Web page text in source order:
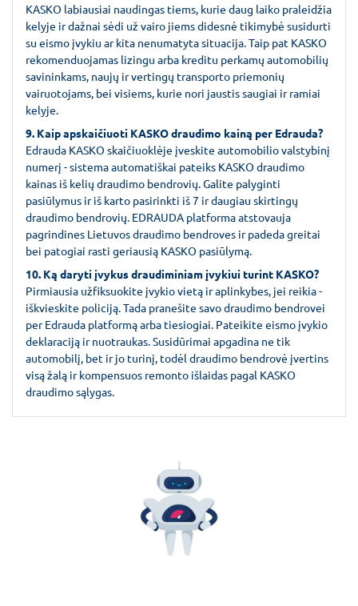
KASKO labiausiai naudingas tiems, kurie daug laiko praleidžia
kelyje ir dažnai sėdi už vairo jiems didesnė tikimybė susidurti
su eismo įvykiu ar kita nenumatyta situacija. Taip pat KASKO
rekomenduojamas lizingu arba kreditu perkamų automobilių
savininkams, naujų ir vertingų transporto priemonių
vairuotojams, bei visiems, kurie nori jaustis saugiai ir ramiai
kelyje.
9. Kaip apskaičiuoti KASKO draudimo kainą per Edrauda?
Edrauda KASKO skaičiuoklėje įveskite automobilio valstybinį
numerį - sistema automatiškai pateiks KASKO draudimo
kainas iš kelių draudimo bendrovių. Galite palyginti
pasiūlymus ir iš karto pasirinkti iš 7 ir daugiau skirtingų
draudimo bendrovių. EDRAUDA platforma atstovauja
pagrindines Lietuvos draudimo bendroves ir padeda greitai
bei patogiai rasti geriausią KASKO pasiūlymą.
10. Ką daryti įvykus draudiminiam įvykiui turint KASKO?
Pirmiausia užfiksuokite įvykio vietą ir aplinkybes, jei reikia -
iškvieskite policiją. Tada pranešite savo draudimo bendrovei
per Edrauda platformą arba tiesiogiai. Pateikite eismo įvykio
deklaraciją ir nuotraukas. Susidūrimai apgadina ne tik
automobilį, bet ir jo turinį, todėl draudimo bendrovė įvertins
visą žalą ir kompensuos remonto išlaidas pagal KASKO
draudimo sąlygas.